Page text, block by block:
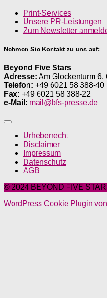
Print-Services
Unsere PR-Leistungen
Zum Newsletter
Nehmen Sie Kontakt zu uns auf:
Beyond Five Stars
Adresse: Am Glockenturm 6,
Telefon: +49 6021 58 388-40
Fax: +49 6021 58 388-22
e-Mail: mail@bfs-presse.de
Urheberrecht
Disclaimer
Impressum
Datenschutz
AGB
© 2024 BEYOND FIVE
WordPress Cookie Plugin